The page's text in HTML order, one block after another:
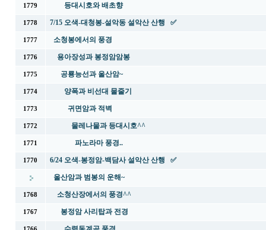
1779 등대시호와 배초향
1778 7/15 오색-대청봉-설악동 설악산 산행 ✅
1777 소청봉에서의 풍경
1776 용아장성과 봉정암암봉
1775 공룡능선과 울산암~
1774 양폭과 비선대 물줄기
1773 귀면암과 적벽
1772 물레나물과 등대시호^^
1771 파노라마 풍경..
1770 6/24 오색-봉정암-백담사 설악산 산행 ✅
울산암과 범봉의 운해~
1768 소청산장에서의 풍경^^
1767 봉정암 사리탑과 전경